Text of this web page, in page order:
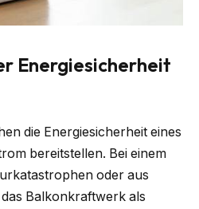
Energiesicherheit
die Energiesicherheit eines
bereitstellen. Bei einem
oder aus
Balkonkraftwerk als